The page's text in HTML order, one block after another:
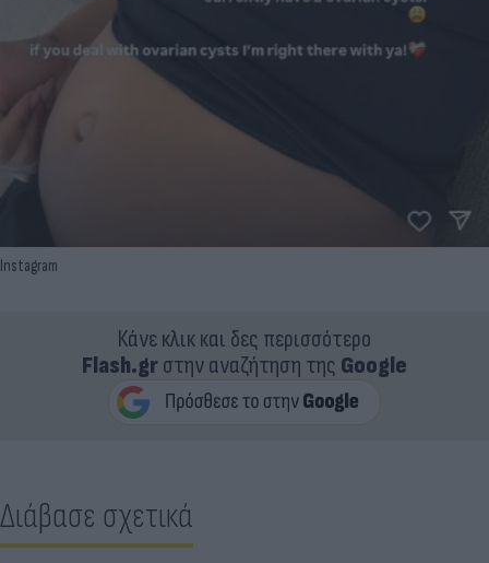
Instagram
Κάνε κλικ και δες περισσότερο
Flash.grστην αναζήτηση της Google
Διάβασε σχετικά